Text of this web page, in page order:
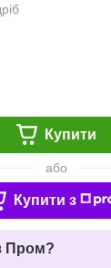
Купити
або
Купити з
Пром?